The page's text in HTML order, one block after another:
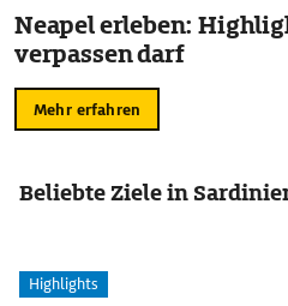
Neapel erleben:
verpassen darf
Mehr erfahren
Beliebte Ziele in
Highlights